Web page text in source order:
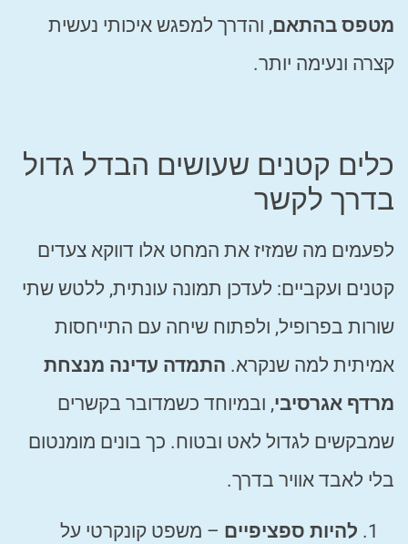
מטפס בהתאם, והדרך למפגש איכותי נעשית
קצרה ונעימה יותר.
כלים קטנים שעושים הבדל גדול
בדרך לקשר
לפעמים מה שמזיז את המחט אלו דווקא צעדים
קטנים ועקביים: לעדכן תמונה עונתית, ללטש שתי
שורות בפרופיל, ולפתוח שיחה עם התייחסות
אמיתית למה שנקרא. התמדה עדינה מנצחת
מרדף אגרסיבי, ובמיוחד כשמדובר בקשרים
שמבקשים לגדול לאט ובטוח. כך בונים מומנטום
בלי לאבד אוויר בדרך.
להיות ספציפיים – משפט קונקרטי על